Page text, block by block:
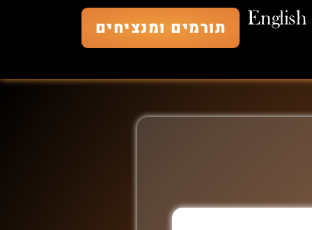
English תורמים ומנציחים